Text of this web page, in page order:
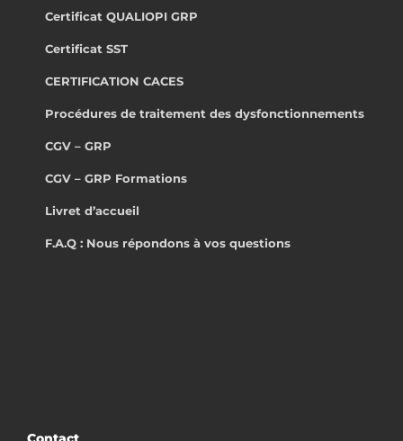
Certificat QUALIOPI GRP
Certificat SST
CERTIFICATION CACES
Procédures de traitement des dysfonctionnements
CGV – GRP
CGV – GRP Formations
Livret d’accueil
F.A.Q : Nous répondons à vos questions